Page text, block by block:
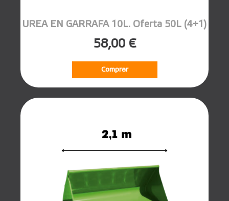
UREA EN GARRAFA 10L. Oferta 50L (4+1)
58,00 €
Comprar